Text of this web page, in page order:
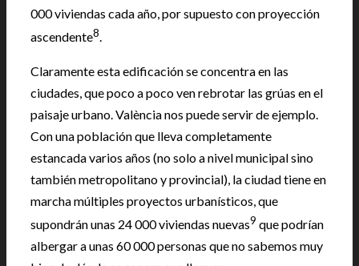
000 viviendas cada año, por supuesto con proyección
ascendente8.
Claramente esta edificación se concentra en las
ciudades, que poco a poco ven rebrotar las grúas en el
paisaje urbano. València nos puede servir de ejemplo.
Con una población que lleva completamente
estancada varios años (no solo a nivel municipal sino
también metropolitano y provincial), la ciudad tiene en
marcha múltiples proyectos urbanísticos, que
supondrán unas 24 000 viviendas nuevas9 que podrían
albergar a unas 60 000 personas que no sabemos muy